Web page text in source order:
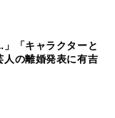
」「キャラクターと
の離婚発表に有吉